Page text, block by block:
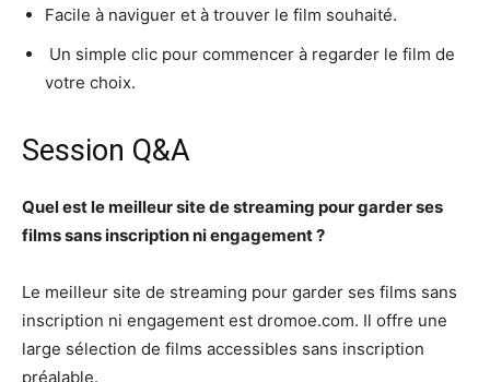
Facile à naviguer et à trouver le film souhaité.
️ Un simple clic pour commencer à regarder le film de
votre choix.
Session Q&A
Quel est le meilleur site de streaming pour garder ses
films sans inscription ni engagement ?
Le meilleur site de streaming pour garder ses films sans
inscription ni engagement est dromoe.com. Il offre une
large sélection de films accessibles sans inscription
préalable.